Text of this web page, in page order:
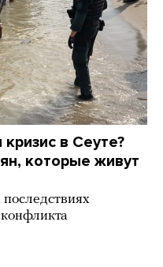
в Сеуте?
которые живут